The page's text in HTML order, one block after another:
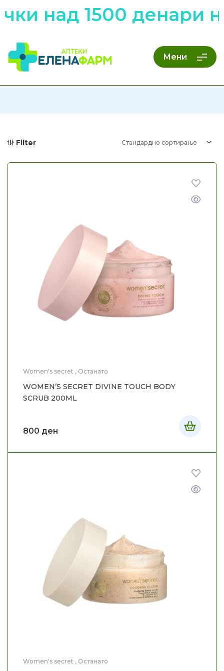
над 1500 денари
Мени
Filter
Women's secret , Останато
WOMEN’S SECRET DIVINE TOUCH BODY
SCRUB 200ML
800 ден
Women's secret , Останато